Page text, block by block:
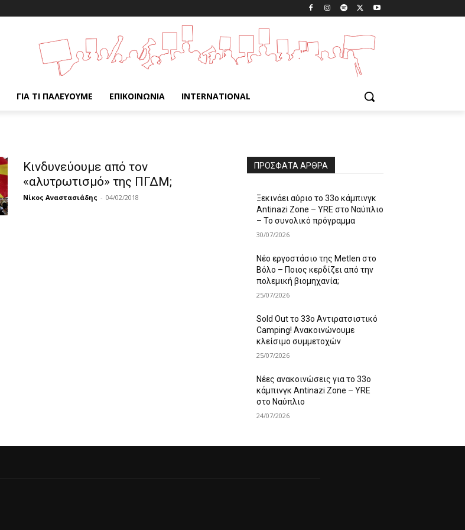
ΓΙΑ ΤΙ ΠΑΛΕΎΟΥΜΕ ΕΠΙΚΟΙΝΩΝΊΑ INTERNATIONAL
Κινδυνεύουμε από τον
«αλυτρωτισμό» της ΠΓΔΜ;
Νίκος Αναστασιάδης - 04/02/2018
ΠΡΌΣΦΑΤΑ ΆΡΘΡΑ
Ξεκινάει αύριο το 33ο κάμπινγκ
Antinazi Zone – YRE στο Ναύπλιο
– Το συνολικό πρόγραμμα
30/07/2026
Νέο εργοστάσιο της Metlen στο
Βόλο – Ποιος κερδίζει από την
πολεμική βιομηχανία;
25/07/2026
Sold Out το 33ο Αντιρατσιστικό
Camping! Ανακοινώνουμε
κλείσιμο συμμετοχών
25/07/2026
Νέες ανακοινώσεις για το 33ο
κάμπινγκ Antinazi Zone – YRE
στο Ναύπλιο
24/07/2026